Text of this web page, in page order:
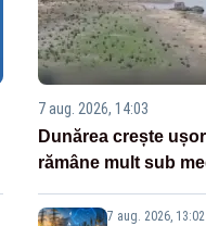
7 aug. 2026, 14:03
Dunărea crește
rămâne mult sub
7 aug. 2026, 13:02